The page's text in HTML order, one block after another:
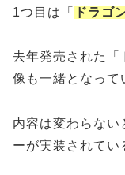
1つ目は「 ドラゴ
去年発売された
像も一緒となって
内容は変わらない
ーが実装されてい